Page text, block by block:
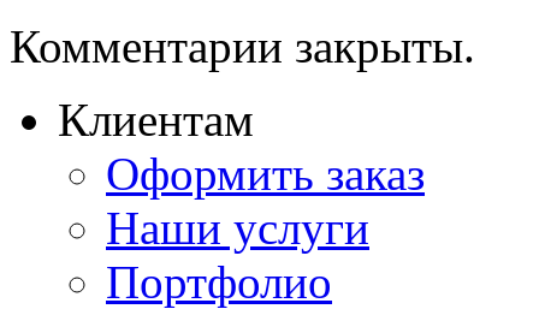
Комментарии закрыты.
Клиентам
Оформить заказ
Наши услуги
Портфолио